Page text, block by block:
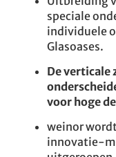
speciale
individuele
Glasoases.
De verticale
voor hoge
weinor
innovatie-